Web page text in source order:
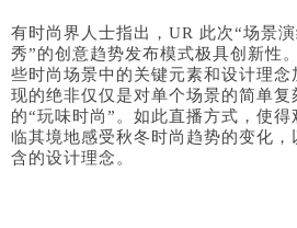
有时尚界人士指出，UR 此次“场景
秀”的创意趋势发布模式极具创新性
些时尚场景中的关键元素和设计理念
现的绝非仅仅是对单个场景的简单复
的“玩味时尚”。如此直播方式，使
临其境地感受秋冬时尚趋势的变化
含的设计理念。